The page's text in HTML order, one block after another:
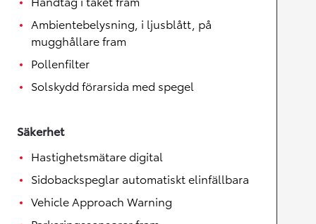
Ambientebelysning, i ljusblått, på
mugghållare fram
Pollenfilter
Solskydd förarsida med spegel
Säkerhet
Hastighetsmätare digital
Sidobackspeglar automatiskt elinfällbara
Vehicle Approach Warning